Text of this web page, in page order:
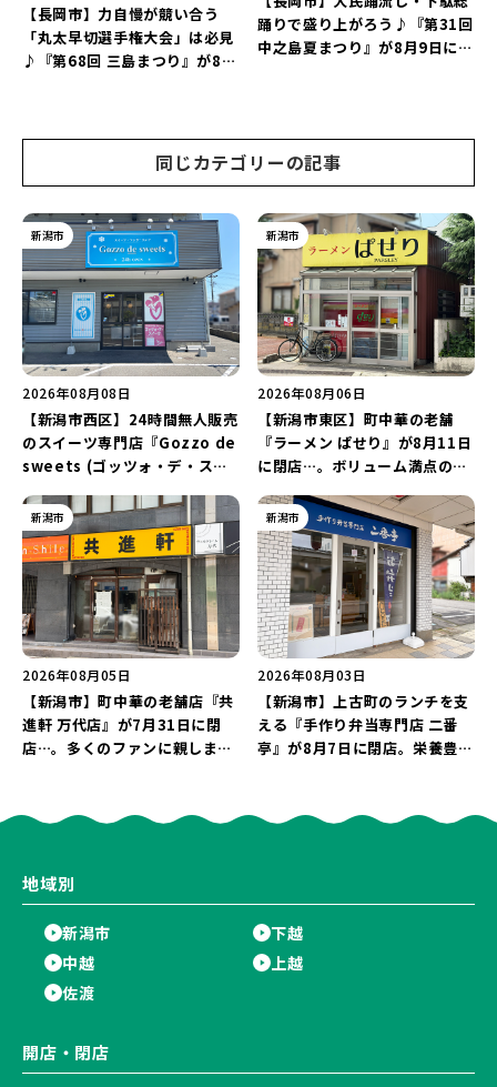
【長岡市】力自慢が競い合う
「丸太早切選手権大会」は必見
♪『第68回 三島まつり』が8月
踊りで盛り上がろう♪『第31回
中之島夏まつり』が8月9日に開
同じカテゴリーの記事
新潟市
2026年08月08日
【新潟市西区】24時間無人販売
のスイーツ専門店『Gozzo de
sweets (ゴッツォ・デ・スイ
店…。一部商品は姉妹店で販売
継続！
新潟市
2026年08月06日
【新潟市東区】町中華の老舗
『ラーメン ぱせり』が8月11日
に閉店…。ボリューム満点の名
新潟市
2026年08月05日
【新潟市】町中華の老舗店『共
進軒 万代店』が7月31日に閉
店…。多くのファンに親しまれ
新潟市
2026年08月03日
【新潟市】上古町のランチを支
える『手作り弁当専門店 二番
亭』が8月7日に閉店。栄養豊富
地域別
新潟市
下越
中越
上越
佐渡
開店・閉店